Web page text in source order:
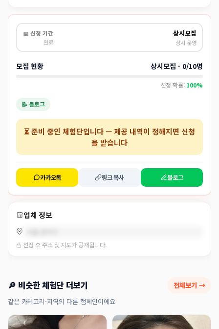
📅 신청 기간
완료
상시모집
상시 운영
모집 현황 상시모집 · 0/10명
선정 확률: 100%
📝 블로그
⏳준비 중인 체험단입니다 — 제공 내역이 정해지면 신청
을 받습니다
카카오톡 링크 복사 블로그
업체 정보
선정 후 주소 및 지도가 공개됩니다.
🔎 비슷한 체험단 더보기 전체보기 →
같은 카테고리·지역의 다른 캠페인이에요